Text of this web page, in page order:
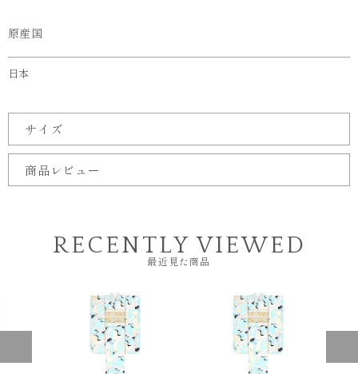
原産国
日本
サイズ
商品レビュー
RECENTLY VIEWED
最近見た商品